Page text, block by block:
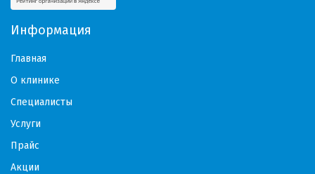
Информация
Главная
О клинике
Специалисты
Услуги
Прайс
Акции